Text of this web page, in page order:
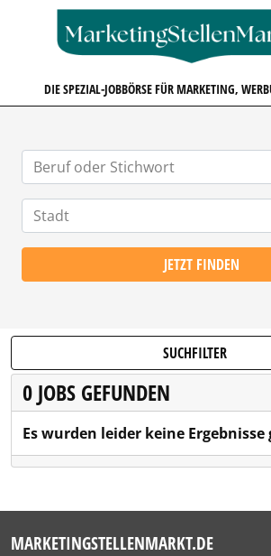
DIE SPEZIAL-JOBBÖRSE FÜR MARKETING,
JETZT FINDEN
SUCHFILTER
0 JOBS GEFUNDEN
Es wurden leider keine Ergebnisse
MARKETINGSTELLENMARKT.DE